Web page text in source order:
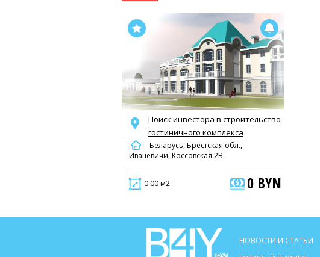
Поиск инвестора в строительство
гостиничного комплекса
Беларусь, Брестская обл.,
Ивацевичи, Коссовская 2В
0.00 м2 0 BYN
НОВОСТИ И СТАТЬИ